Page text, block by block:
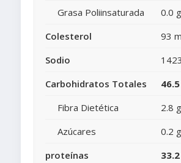
Grasa Poliinsaturada
0.0 g
Colesterol
93
Sodio
Carbohidratos Totales
Fibra Dietética
2.8 g
Azúcares
0.2 g
proteínas